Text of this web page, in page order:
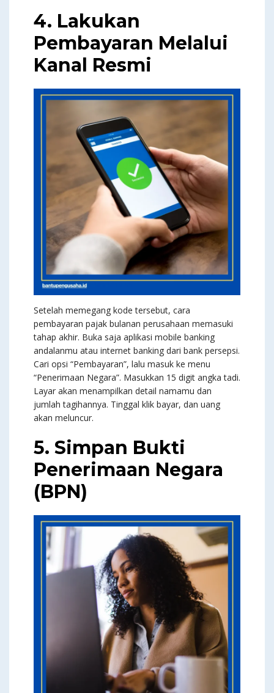
4. Lakukan
Pembayaran Melalui
Kanal Resmi
Setelah memegang kode tersebut, cara
pembayaran pajak bulanan perusahaan memasuki
tahap akhir. Buka saja aplikasi mobile banking
andalanmu atau internet banking dari bank persepsi.
Cari opsi “Pembayaran”, lalu masuk ke menu
“Penerimaan Negara”. Masukkan 15 digit angka tadi.
Layar akan menampilkan detail namamu dan
jumlah tagihannya. Tinggal klik bayar, dan uang
akan meluncur.
5. Simpan Bukti
Penerimaan Negara
(BPN)